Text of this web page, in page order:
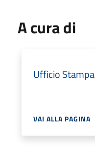
A cura di
Ufficio Stampa
VAI ALLA PAGINA